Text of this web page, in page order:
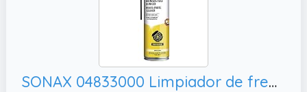
SONAX 04833000 Limpiador de frenos + piezas con EasySpray limpia frenos, embragues y piezas de motor (400 ml)